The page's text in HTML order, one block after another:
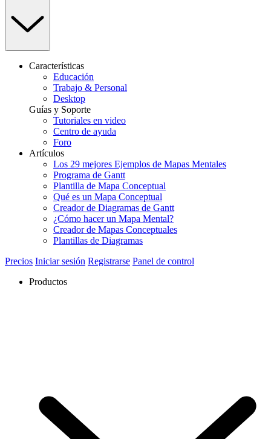
Características
Educación
Trabajo & Personal
Desktop
Guías y Soporte
Tutoriales en video
Centro de ayuda
Foro
Artículos
Los 29 mejores Ejemplos de Mapas Mentales
Programa de Gantt
Plantilla de Mapa Conceptual
Qué es un Mapa Conceptual
Creador de Diagramas de Gantt
¿Cómo hacer un Mapa Mental?
Creador de Mapas Conceptuales
Plantillas de Diagramas
Precios Iniciar sesión Registrarse Panel de control
Productos